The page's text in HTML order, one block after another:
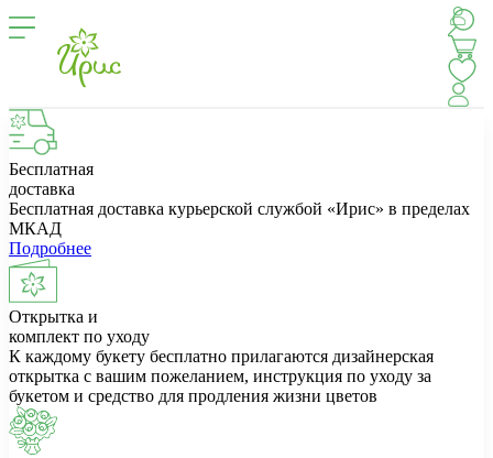
Бесплатная
доставка
Бесплатная доставка курьерской службой «Ирис» в пределах
МКАД
Подробнее
Открытка и
комплект по уходу
К каждому букету бесплатно прилагаются дизайнерская
открытка с вашим пожеланием, инструкция по уходу за
букетом и средство для продления жизни цветов